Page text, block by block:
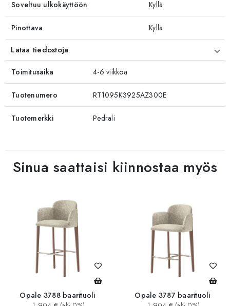
Soveltuu ulkokäyttöön Kyllä
Pinottava Kyllä
Lataa tiedostoja
Toimitusaika 4-6 viikkoa
Tuotenumero RT1095K3925AZ300E
Tuotemerkki Pedrali
Sinua saattaisi kiinnostaa myös
Opale 3788 baarituoli
Opale 3787 baarituoli